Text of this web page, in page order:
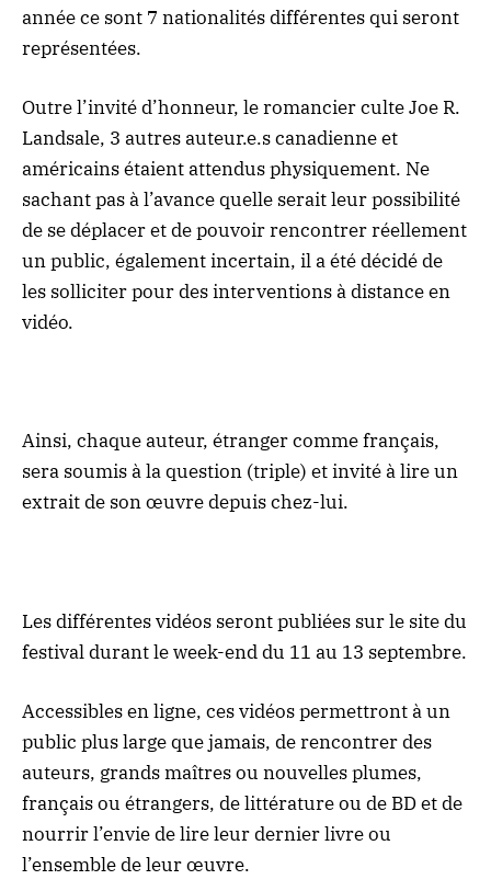
année ce sont 7 nationalités différentes qui seront
représentées.
Outre l’invité d’honneur, le romancier culte Joe R.
Landsale, 3 autres auteur.e.s canadienne et
américains étaient attendus physiquement. Ne
sachant pas à l’avance quelle serait leur possibilité
de se déplacer et de pouvoir rencontrer réellement
un public, également incertain, il a été décidé de
les solliciter pour des interventions à distance en
vidéo.
Ainsi, chaque auteur, étranger comme français,
sera soumis à la question (triple) et invité à lire un
extrait de son œuvre depuis chez-lui.
Les différentes vidéos seront publiées sur le site du
festival durant le week-end du 11 au 13 septembre.
Accessibles en ligne, ces vidéos permettront à un
public plus large que jamais, de rencontrer des
auteurs, grands maîtres ou nouvelles plumes,
français ou étrangers, de littérature ou de BD et de
nourrir l’envie de lire leur dernier livre ou
l’ensemble de leur œuvre.